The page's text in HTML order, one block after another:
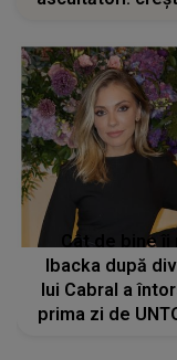
Cât de bine
Ibacka după
lui Cabral a
prima zi de